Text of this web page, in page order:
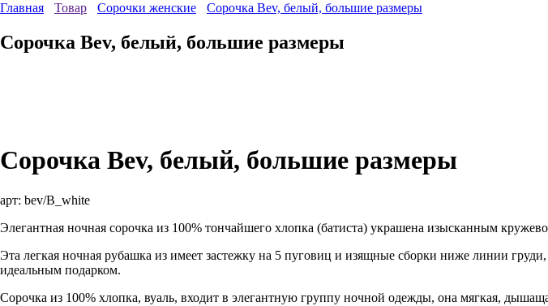
Главная Товар Сорочки женские Сорочка Bev, белый, большие размеры
Сорочка Bev, белый, большие размеры
Сорочка Bev, белый, большие размеры
арт: bev/B_white
Элегантная ночная сорочка из 100% тончайшего хлопка (батиста) украшена изысканным
Эта легкая ночная рубашка из имеет застежку на 5 пуговиц и изящные сборки ниже линии
идеальным подарком.
Сорочка из 100% хлопка, вуаль, входит в элегантную группу ночной одежды, она мягкая,